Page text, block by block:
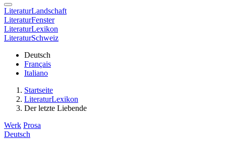
LiteraturLandschaft
LiteraturFenster
LiteraturLexikon
LiteraturSchweiz
Deutsch
Français
Italiano
Startseite
LiteraturLexikon
Der letzte Liebende
Werk Prosa
Deutsch